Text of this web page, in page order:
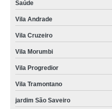
Saúde
Vila Andrade
Vila Cruzeiro
Vila Morumbi
Vila Progredior
Vila Tramontano
jardim São Saveiro